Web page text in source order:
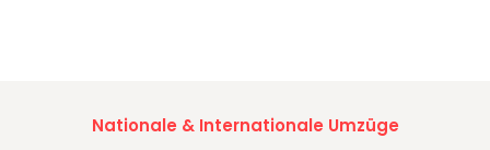
Nationale & Internationale Umzüge